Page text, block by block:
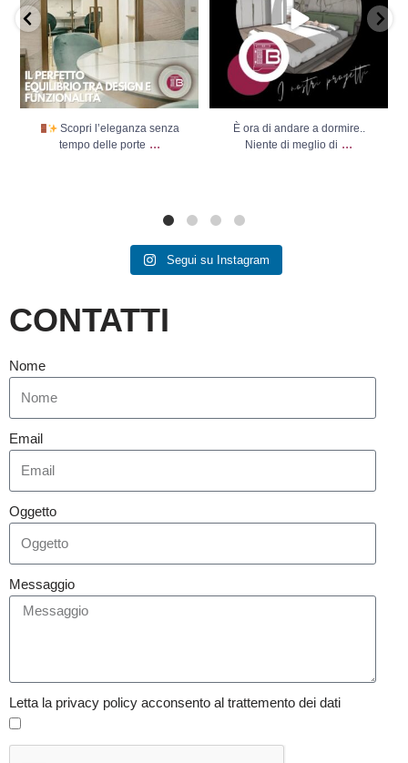
Scopri l’eleganza senza
tempo delle porte ...
È ora di andare a dormire..
Niente di meglio di ...
Segui su Instagram
CONTATTI
Nome
Email
Oggetto
Messaggio
Letta la privacy policy acconsento al trattemento dei dati